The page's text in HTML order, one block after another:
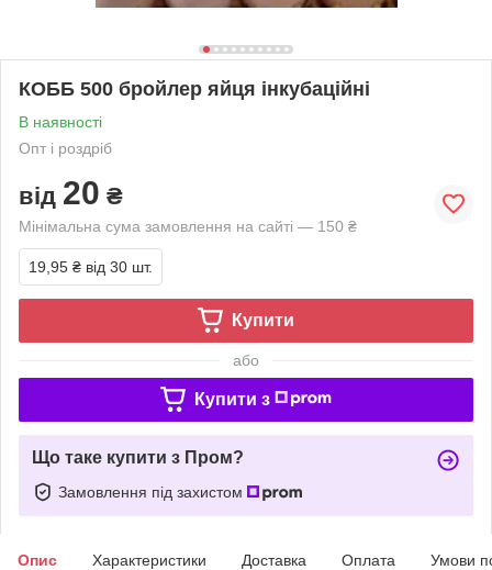
КОББ 500 бройлер яйця інкубаційні
В наявності
Опт і роздріб
від 20 ₴
Мінімальна сума замовлення на сайті — 150 ₴
19,95 ₴ від 30 шт.
Купити
або
Купити з
Що таке купити з Пром?
Замовлення під захистом
Опис Характеристики Доставка Оплата Умови